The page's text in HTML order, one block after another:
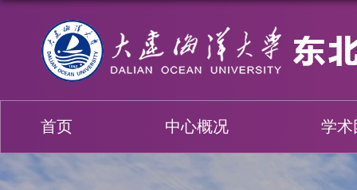
首页 中心概况 学术